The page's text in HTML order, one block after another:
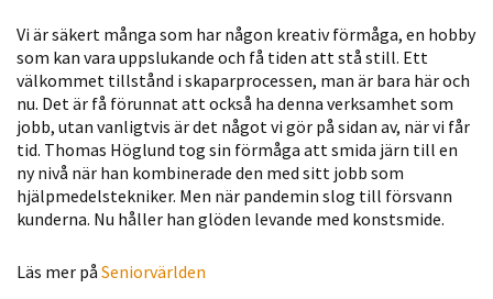
Vi är säkert många som har någon kreativ förmåga, en hobby
som kan vara uppslukande och få tiden att stå still. Ett
välkommet tillstånd i skaparprocessen, man är bara här och
nu. Det är få förunnat att också ha denna verksamhet som
jobb, utan vanligtvis är det något vi gör på sidan av, när vi får
tid. Thomas Höglund tog sin förmåga att smida järn till en
ny nivå när han kombinerade den med sitt jobb som
hjälpmedelstekniker. Men när pandemin slog till försvann
kunderna. Nu håller han glöden levande med konstsmide.
Läs mer på Seniorvärlden
Om du nekar
de här
kakorna
kommer viss
funktionalitet
att försvinna
från
hemsidan.